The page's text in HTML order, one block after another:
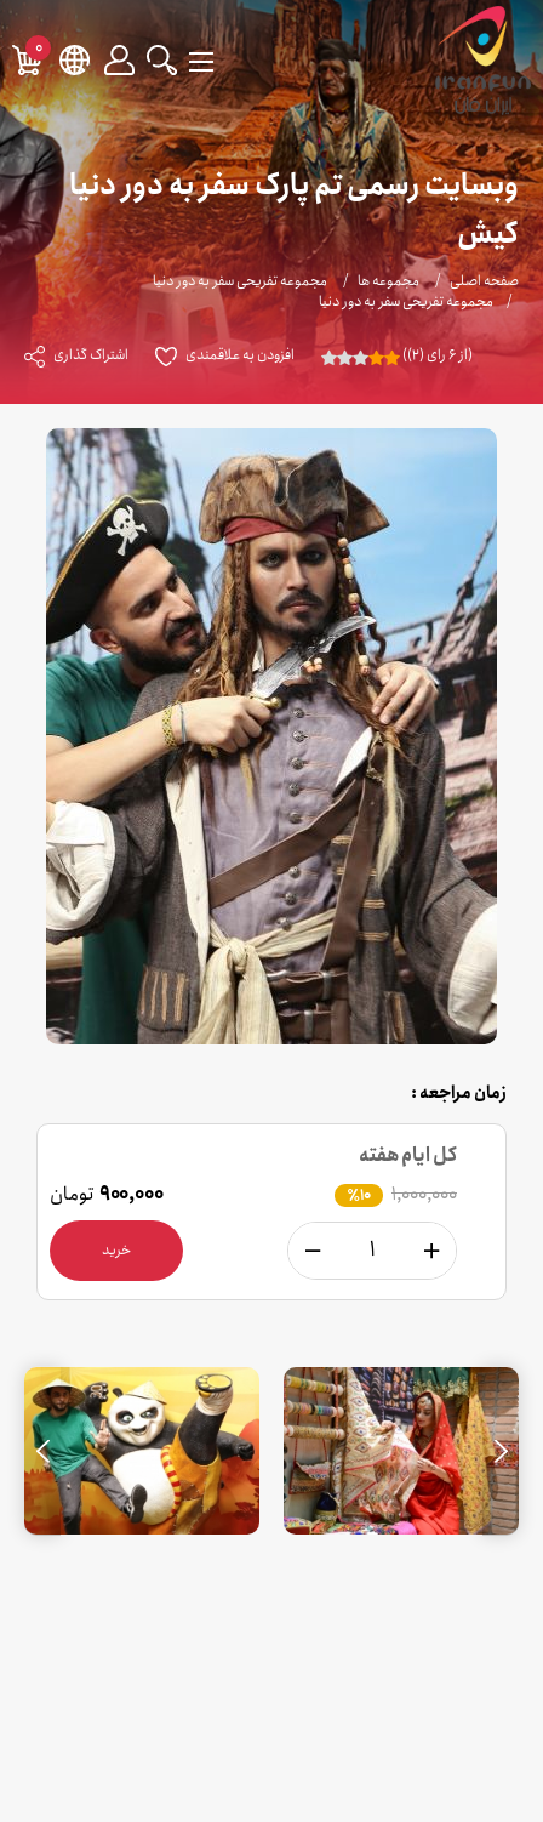
0
وبسایت رسمی تم پارک سفر به دور دنیا
کیش
صفحه اصلی مجموعه ها
مجموعه تفریحی سفر به دور دنیا
مجموعه تفریحی سفر به دور دنیا
(از 6 رای (2)) افزودن به علاقمندی اشتراک گذاری
زمان مراجعه :
کل ایام هفته
۱,۰۰۰,۰۰۰
٪10 ۹۰۰,۰۰۰ تومان
خرید